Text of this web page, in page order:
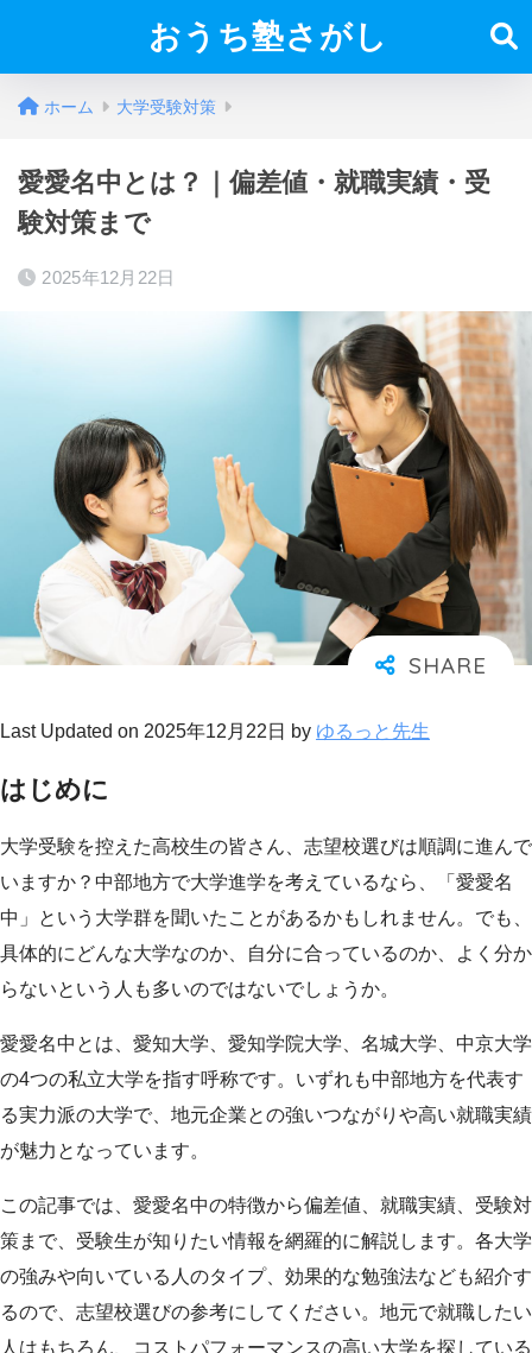
おうち塾さがし
ホーム 大学受験対策
愛愛名中とは？｜偏差値・就職実績・受
験対策まで
2025年12月22日
Last Updated on 2025年12月22日 by ゆるっと先生
はじめに
大学受験を控えた高校生の皆さん、志望校選びは順調に進んで
いますか？中部地方で大学進学を考えているなら、「愛愛名
中」という大学群を聞いたことがあるかもしれません。でも、
具体的にどんな大学なのか、自分に合っているのか、よく分か
らないという人も多いのではないでしょうか。
愛愛名中とは、愛知大学、愛知学院大学、名城大学、中京大学
の4つの私立大学を指す呼称です。いずれも中部地方を代表す
る実力派の大学で、地元企業との強いつながりや高い就職実績
が魅力となっています。
この記事では、愛愛名中の特徴から偏差値、就職実績、受験対
策まで、受験生が知りたい情報を網羅的に解説します。各大学
の強みや向いている人のタイプ、効果的な勉強法なども紹介す
るので、志望校選びの参考にしてください。地元で就職したい
人はもちろん、コストパフォーマンスの高い大学を探している